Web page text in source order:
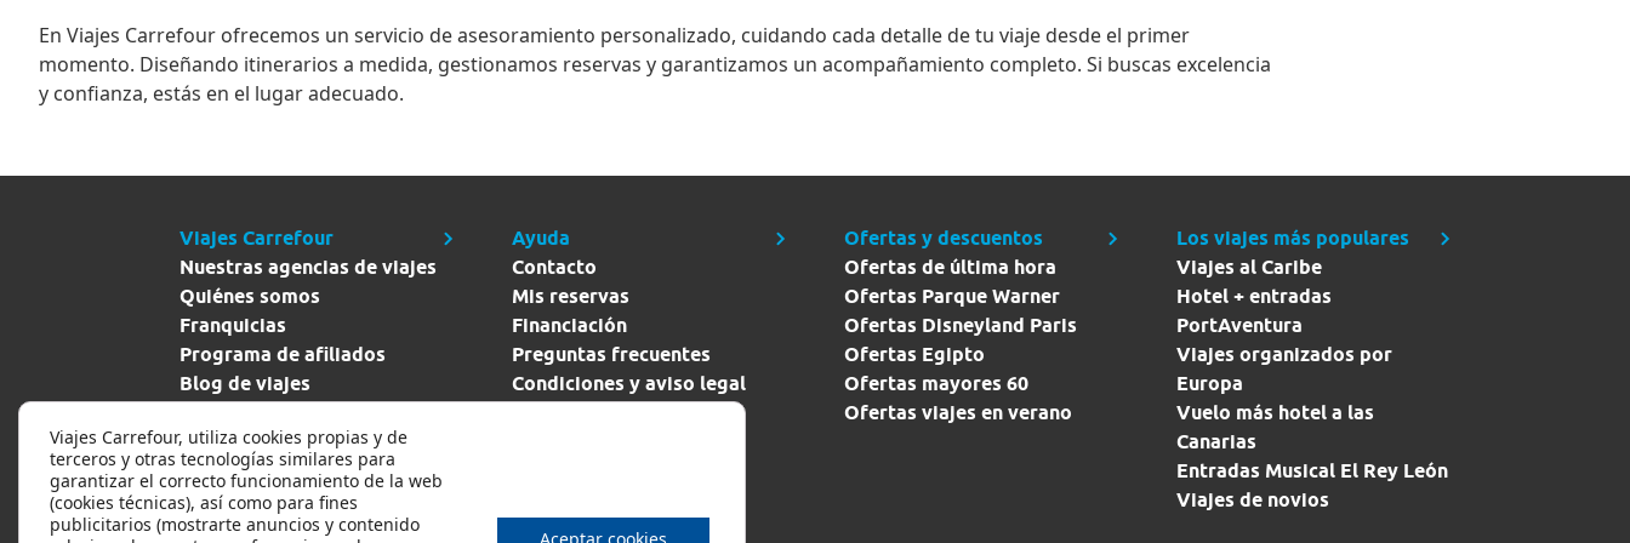
En Viajes Carrefour ofrecemos un servicio de asesoramiento personalizado, cuidando cada detalle de tu viaje desde el primer
momento. Diseñando itinerarios a medida, gestionamos reservas y garantizamos un acompañamiento completo. Si buscas excelencia
y confianza, estás en el lugar adecuado.
Viajes Carrefour
Nuestras agencias de viajes
Quiénes somos
Franquicias
Programa de afiliados
Blog de viajes
Ayuda
Contacto
Mis reservas
Financiación
Preguntas frecuentes
Condiciones y aviso legal
Ofertas y descuentos
Ofertas de última hora
Ofertas Parque Warner
Ofertas Disneyland Paris
Ofertas Egipto
Ofertas mayores 60
Ofertas viajes en verano
Los viajes más populares
Viajes al Caribe
Hotel + entradas
PortAventura
Viajes organizados por
Europa
Vuelo más hotel a las
Canarias
Entradas Musical El Rey León
Viajes de novios
Viajes Carrefour, utiliza cookies propias y de
terceros y otras tecnologías similares para
garantizar el correcto funcionamiento de la web
(cookies técnicas), así como para fines
publicitarios (mostrarte anuncios y contenido